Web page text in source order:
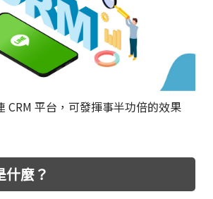
CRM 平台，可發揮事半功倍的效果
什麼？